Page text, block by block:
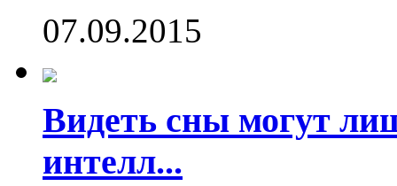
07.09.2015
Видеть сны могут
интелл...